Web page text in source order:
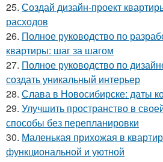
25. Создай дизайн-проект
расходов
26. Полное руководство по
квартиры: шаг за шагом
27. Полное руководство по
создать уникальный интерьер
28. Слава в Новосибирске: даты
29. Улучшить пространство в
способы без перепланировки
30. Маленькая прихожая в
функциональной и уютной